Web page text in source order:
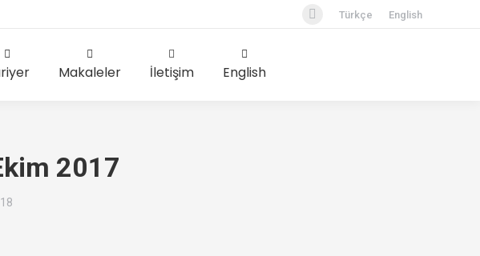
Türkçe English
Makaleler İletişim English
2017
18